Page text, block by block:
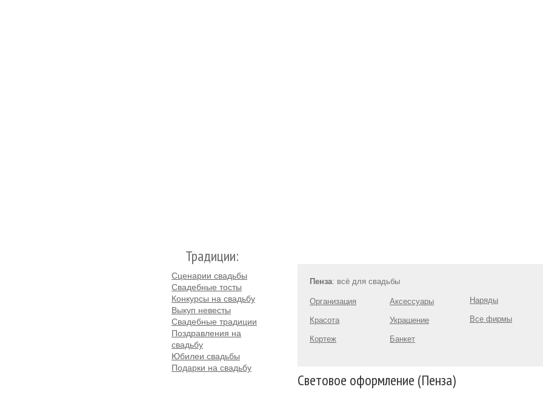
Традиции:
Сценарии свадьбы
Свадебные тосты
Конкурсы на свадьбу
Выкуп невесты
Свадебные традиции
Поздравления на
свадьбу
Юбилеи свадьбы
Подарки на свадьбу
Пенза: всё для свадьбы
Организация
Красота
Кортеж
Аксессуары
Украшение
Банкет
Наряды
Все фирмы
Световое оформление (Пенза)